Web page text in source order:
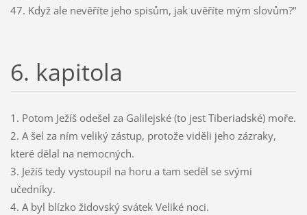
47. Když ale nevěříte jeho spisům, jak uvěříte mým slovům?"
6. kapitola
1. Potom Ježíš odešel za Galilejské (to jest Tiberiadské) moře.
2. A šel za ním veliký zástup, protože viděli jeho zázraky,
které dělal na nemocných.
3. Ježíš tedy vystoupil na horu a tam seděl se svými
učedníky.
4. A byl blízko židovský svátek Veliké noci.